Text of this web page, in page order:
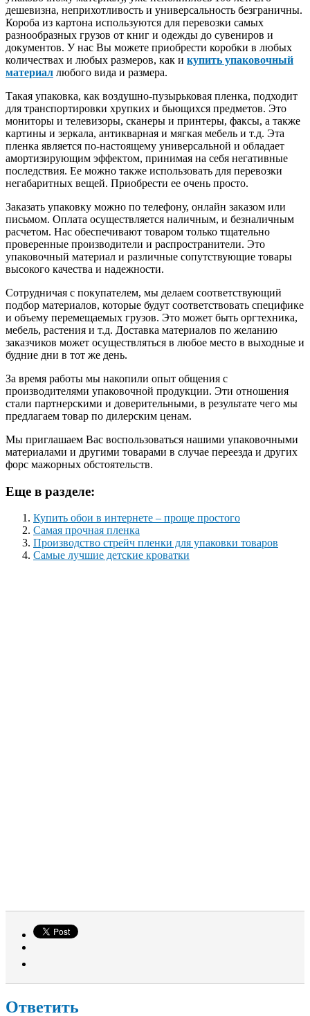
дешевизна, неприхотливость и универсальность безграничны.
Короба из картона используются для перевозки самых
разнообразных грузов от книг и одежды до сувениров и
документов. У нас Вы можете приобрести коробки в любых
количествах и любых размеров, как и купить упаковочный
материал любого вида и размера.
Такая упаковка, как воздушно-пузырьковая пленка, подходит
для транспортировки хрупких и бьющихся предметов. Это
мониторы и телевизоры, сканеры и принтеры, факсы, а также
картины и зеркала, антикварная и мягкая мебель и т.д. Эта
пленка является по-настоящему универсальной и обладает
амортизирующим эффектом, принимая на себя негативные
последствия. Ее можно также использовать для перевозки
негабаритных вещей. Приобрести ее очень просто.
Заказать упаковку можно по телефону, онлайн заказом или
письмом. Оплата осуществляется наличным, и безналичным
расчетом. Нас обеспечивают товаром только тщательно
проверенные производители и распространители. Это
упаковочный материал и различные сопутствующие товары
высокого качества и надежности.
Сотрудничая с покупателем, мы делаем соответствующий
подбор материалов, которые будут соответствовать специфике
и объему перемещаемых грузов. Это может быть оргтехника,
мебель, растения и т.д. Доставка материалов по желанию
заказчиков может осуществляться в любое место в выходные и
будние дни в тот же день.
За время работы мы накопили опыт общения с
производителями упаковочной продукции. Эти отношения
стали партнерскими и доверительными, в результате чего мы
предлагаем товар по дилерским ценам.
Мы приглашаем Вас воспользоваться нашими упаковочными
материалами и другими товарами в случае переезда и других
форс мажорных обстоятельств.
Еще в разделе:
Купить обои в интернете – проще простого
Самая прочная пленка
Производство стрейч пленки для упаковки товаров
Самые лучшие детские кроватки
Ответить